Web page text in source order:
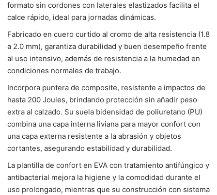
formato sin cordones con laterales elastizados facilita el
calce rápido, ideal para jornadas dinámicas.
Fabricado en cuero curtido al cromo de alta resistencia (1.8
a 2.0 mm), garantiza durabilidad y buen desempeño frente
al uso intensivo, además de resistencia a la humedad en
condiciones normales de trabajo.
Incorpora puntera de composite, resistente a impactos de
hasta 200 Joules, brindando protección sin añadir peso
extra al calzado. Su suela bidensidad de poliuretano (PU)
combina una capa interna liviana para mayor confort con
una capa externa resistente a la abrasión y objetos
cortantes, asegurando estabilidad y durabilidad.
La plantilla de confort en EVA con tratamiento antifúngico y
antibacterial mejora la higiene y la comodidad durante el
uso prolongado, mientras que su construcción con sistema